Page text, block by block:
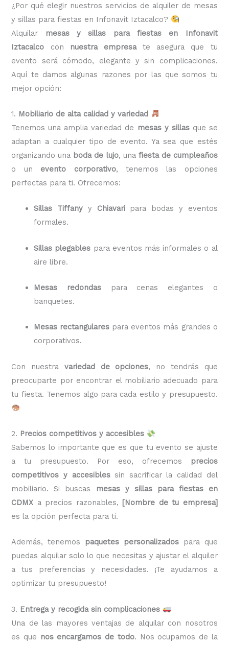
¿Por qué elegir nuestros servicios de alquiler de mesas
y sillas para fiestas en Infonavit Iztacalco?
Alquilar
mesas y sillas para fiestas en Infonavit
Iztacalco con nuestra empresate asegura que tu
evento será cómodo, elegante y sin complicaciones.
Aquí te damos algunas razones por las que somos tu
mejor opción:
1. Mobiliario de alta calidad y variedad
Tenemos una amplia variedad de mesas y sillasque se
adaptan a cualquier tipo de evento. Ya sea que estés
organizando una boda de lujo, una fiesta de cumpleaños
o un evento corporativo, tenemos las opciones
perfectas para ti. Ofrecemos:
Sillas Tiffanyy Chiavaripara bodas y eventos
formales.
Sillas plegables para eventos más informales o al
aire libre.
Mesas redondaspara cenas elegantes o
banquetes.
Mesas rectangulares para eventos más grandes o
corporativos.
Con nuestra variedad de opciones, no tendrás que
preocuparte por encontrar el mobiliario adecuado para
tu fiesta. Tenemos algo para cada estilo y presupuesto.
2. Precios competitivos y accesibles
Sabemos lo importante que es que tu evento se ajuste
a tu presupuesto. Por eso, ofrecemos
precios
competitivos y accesiblessin sacrificar la calidad del
mobiliario. Si buscas
mesas y sillas para fiestas en
CDMX a precios razonables, [Nombre de tu empresa]
es la opción perfecta para ti.
Además, tenemos paquetes personalizadospara que
puedas alquilar solo lo que necesitas y ajustar el alquiler
a tus preferencias y necesidades. ¡Te ayudamos a
optimizar tu presupuesto!
3. Entrega y recogida sin complicaciones
Una de las mayores ventajas de alquilar con nosotros
es que nos encargamos de todo. Nos ocupamos de la